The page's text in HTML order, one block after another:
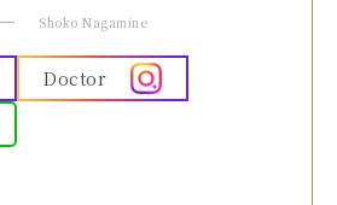
Shoko Nagamine
Doctor